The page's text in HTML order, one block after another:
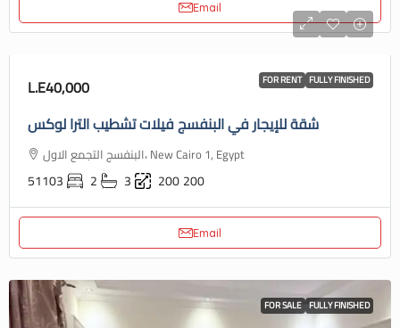
Email
FOR RENT FULLY FINISHED
L.E40,000
شقة للإيجار في البنفسج فيلات تشطيب الترا لوكس
البنفسج التجمع الاول، New Cairo 1, Egypt
51103 2 3 200200
Email
FOR SALE FULLY FINISHED